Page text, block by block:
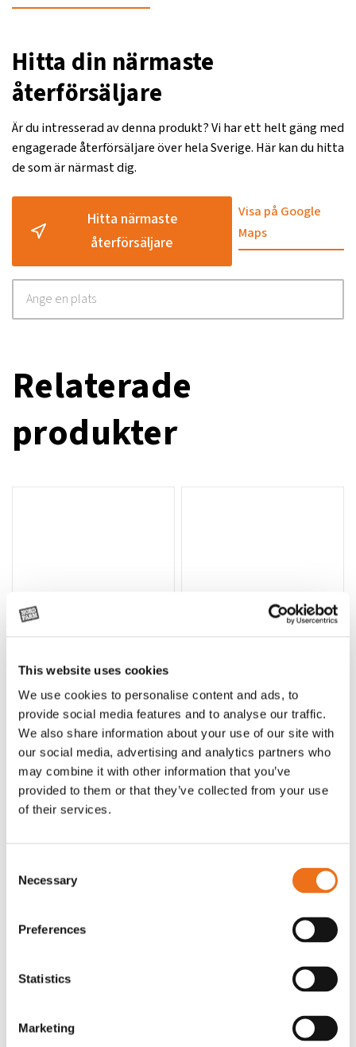
This website uses cookies
We use cookies to personalise content and ads, to
provide social media features and to analyse our traffic.
We also share information about your use of our site with
our social media, advertising and analytics partners who
may combine it with other information that you’ve
provided to them or that they’ve collected from your use
of their services.
Selection
Necessary
Preferences
Statistics
Marketing
Hitta din närmaste
återförsäljare
Är du intresserad av denna produkt? Vi har ett helt gäng med
engagerade återförsäljare över hela Sverige. Här kan du hitta
de som är närmast dig.
Hitta närmaste
återförsäljare
Visa på Google
Maps
Relaterade
produkter
Lägg till i varukorg
T-shirt Avant barn grön 92 cm
G0007
(ex. moms)
T-shirt Avant barn grön 104-110
cm
G0010
(ex. moms)
Lägg till i varukorg
T-shirt grå xl med
T-shirt svart 2xl med avant-